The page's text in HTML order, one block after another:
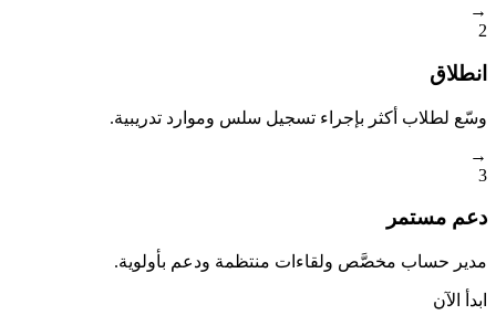
→
2
انطلاق
وسّع لطلاب أكثر بإجراء تسجيل سلس وموارد تدريبية.
→
3
دعم مستمر
مدير حساب مخصَّص ولقاءات منتظمة ودعم بأولوية.
ابدأ الآن